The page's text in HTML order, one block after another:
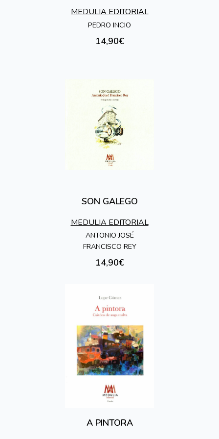
MEDULIA EDITORIAL
PEDRO INCIO
14,90€
SON GALEGO
MEDULIA EDITORIAL
ANTONIO JOSÉ
FRANCISCO REY
14,90€
A PINTORA